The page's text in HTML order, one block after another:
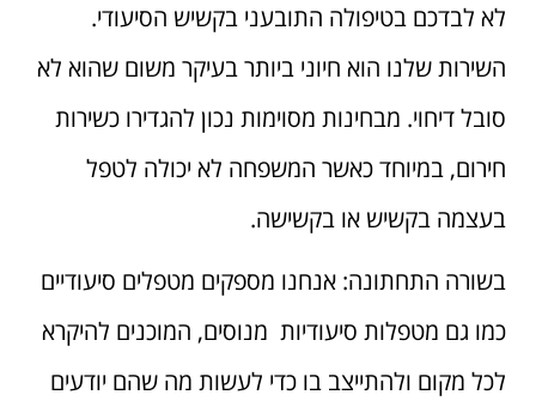
לא לבדכם בטיפולה התובעני בקשיש הסיעודי.
השירות שלנו הוא חיוני ביותר בעיקר משום שהוא לא
סובל דיחוי. מבחינות מסוימות נכון להגדירו כשירות
חירום, במיוחד כאשר המשפחה לא יכולה לטפל
בעצמה בקשיש או בקשישה.
בשורה התחתונה: אנחנו מספקים מטפלים סיעודיים
כמו גם מטפלות סיעודיות מנוסים, המוכנים להיקרא
לכל מקום ולהתייצב בו כדי לעשות מה שהם יודעים